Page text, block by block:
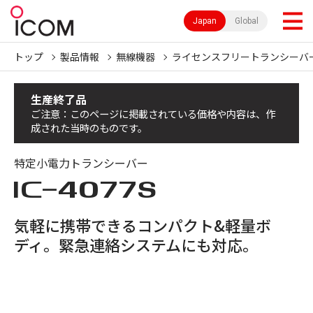
Japan Global
トップ 製品情報 無線機器 ライセンスフリートランシーバ
生産終了品
ご注意：このページに掲載されている価格や内容は、作
成された当時のものです。
特定小電力トランシーバー
IC-4077S
気軽に携帯できるコンパクト&軽量ボ
ディ。緊急連絡システムにも対応。